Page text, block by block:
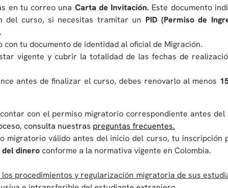
en tu correo una Carta de Invitación. Este documento
del curso, si necesitas tramitar un PID (Permiso de
.
tu documento de identidad al oficial de Migración.
vigente y cubrir la totalidad de las fechas de
antes de finalizar el curso, debes renovarlo al menos
con el permiso migratorio correspondiente antes del
consulta nuestras preguntas frecuentes.
migratorio válido antes del inicio del curso, tu inscripción
dineroconforme a la normativa vigente en Colombia.
procedimientos y regularización migratoria de sus